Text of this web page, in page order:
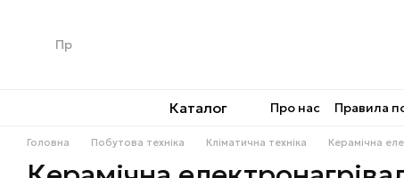
Каталог
Про нас Правила
Головна Побутова техніка Кліматична техніка Керамічна